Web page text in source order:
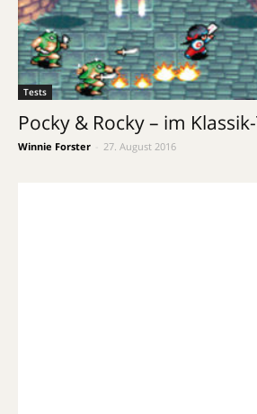
Tests
Pocky & Rocky – im
Winnie Forster 27. August 2016